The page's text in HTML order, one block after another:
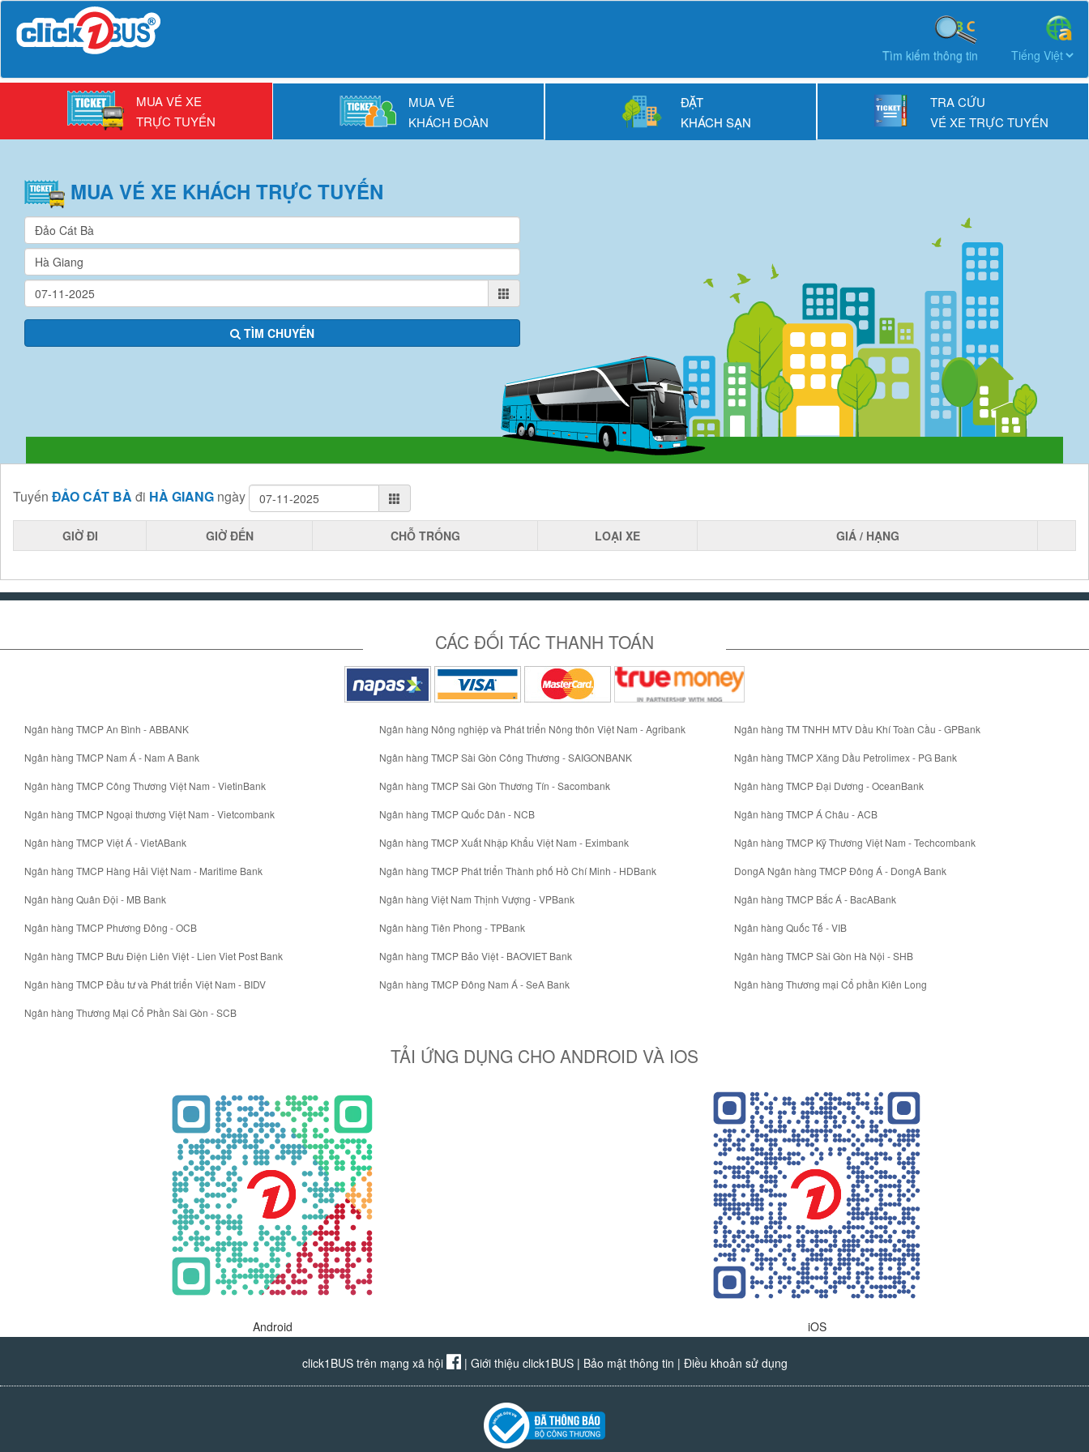
Tìm kiếm thông tin
MUA VÉ XE
TRỰC TUYẾN
MUA VÉ
KHÁCH ĐOÀN
ĐẶT
KHÁCH SẠN
TRA CỨU
VÉ XE TRỰC TUYẾN
MUA VÉ XE KHÁCH TRỰC TUYẾN
TÌM CHUYẾN
Tuyến ĐẢO CÁT BÀ đi HÀ GIANG ngày
GIỜ ĐI GIỜ ĐẾN CHỖ TRỐNG LOẠI XE GIÁ / HẠNG
CÁC ĐỐI TÁC THANH TOÁN
Ngân hàng TMCP An Bình - ABBANK
Ngân hàng TMCP Nam Á - Nam A Bank
Ngân hàng TMCP Công Thương Việt Nam - VietinBank
Ngân hàng TMCP Ngoại thương Việt Nam - Vietcombank
Ngân hàng TMCP Việt Á - VietABank
Ngân hàng TMCP Hàng Hải Việt Nam - Maritime Bank
Ngân hàng Quân Đội - MB Bank
Ngân hàng TMCP Phương Đông - OCB
Ngân hàng TMCP Bưu Điện Liên Việt - Lien Viet Post Bank
Ngân hàng TMCP Đầu tư và Phát triển Việt Nam - BIDV
Ngân hàng Thương Mại Cổ Phần Sài Gòn - SCB
Ngân hàng Nông nghiệp và Phát triển Nông thôn Việt Nam - Agribank
Ngân hàng TMCP Sài Gòn Công Thương - SAIGONBANK
Ngân hàng TMCP Sài Gòn Thương Tín - Sacombank
Ngân hàng TMCP Quốc Dân - NCB
Ngân hàng TMCP Xuất Nhập Khẩu Việt Nam - Eximbank
Ngân hàng TMCP Phát triển Thành phố Hồ Chí Minh - HDBank
Ngân hàng Việt Nam Thịnh Vượng - VPBank
Ngân hàng Tiên Phong - TPBank
Ngân hàng TMCP Bảo Việt - BAOVIET Bank
Ngân hàng TMCP Đông Nam Á - SeA Bank
Ngân hàng TM TNHH MTV Dầu Khí Toàn Cầu - GPBank
Ngân hàng TMCP Xăng Dầu Petrolimex - PG Bank
Ngân hàng TMCP Đại Dương - OceanBank
Ngân hàng TMCP Á Châu - ACB
Ngân hàng TMCP Kỹ Thương Việt Nam - Techcombank
DongA Ngân hàng TMCP Đông Á - DongA Bank
Ngân hàng TMCP Bắc Á - BacABank
Ngân hàng Quốc Tế - VIB
Ngân hàng TMCP Sài Gòn Hà Nội - SHB
Ngân hàng Thương mại Cổ phần Kiên Long
TẢI ỨNG DỤNG CHO ANDROID VÀ IOS
Android iOS
click1BUS trên mạng xã hội | Giới thiệu click1BUS| Bảo mật thông tin | Điều khoản sử dụng